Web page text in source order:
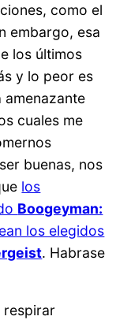
como el
embargo, esa
los últimos
y lo peor es
amenazante
cuales me
buenas, nos
los
Boogeyman:
los elegidos
. Habrase
respirar